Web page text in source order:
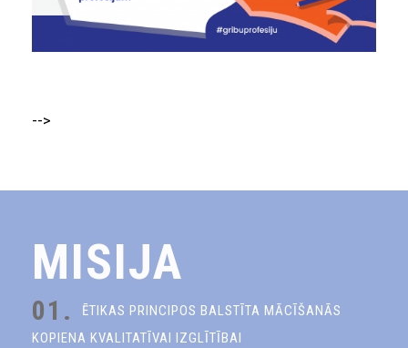
-->
MISIJA
01.
ĒTIKAS PRINCIPOS BALSTĪTA MĀCĪŠANĀS
KOPIENA KVALITATĪVAI IZGLĪTĪBAI